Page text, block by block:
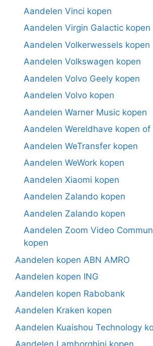
Aandelen Vinci kopen
Aandelen Virgin Galactic kopen
Aandelen Volkerwessels kopen
Aandelen Volkswagen kopen
Aandelen Volvo Geely kopen
Aandelen Volvo kopen
Aandelen Warner Music kopen
Aandelen Wereldhave kopen of
Aandelen WeTransfer kopen
Aandelen WeWork kopen
Aandelen Xiaomi kopen
Aandelen Zalando kopen
Aandelen Zalando kopen
Aandelen Zoom Video
kopen
Aandelen kopen ABN AMRO
Aandelen kopen ING
Aandelen kopen Rabobank
Aandelen Kraken kopen
Aandelen Kuaishou Technology